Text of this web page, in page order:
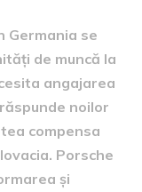
Germania se
de muncă la
angajarea
noilor
compensa
Porsche
și